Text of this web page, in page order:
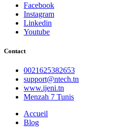
Facebook
Instagram
Linkedin
Youtube
Contact
0021625382653
support@ntech.tn
www.ijeni.tn
Menzah 7 Tunis
Accueil
Blog